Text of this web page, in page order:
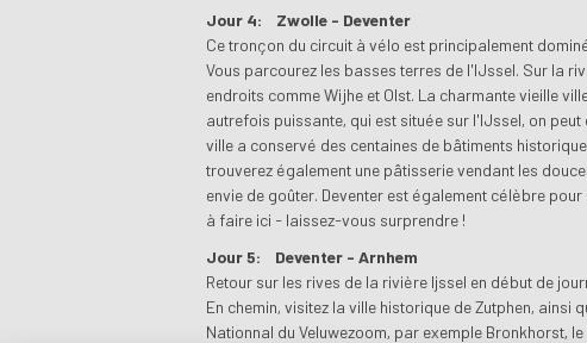
Jour 4: Zwolle - Deventer
Ce tronçon du circuit à vélo est principalement
Vous parcourez les basses terres de l'IJssel. Sur la
endroits comme Wijhe et Olst. La charmante vieille
autrefois puissante, qui est située sur l'IJssel, on
ville a conservé des centaines de bâtiments
trouverez également une pâtisserie vendant les
envie de goûter. Deventer est également célèbre
à faire ici - laissez-vous surprendre !
Jour 5: Deventer - Arnhem
Retour sur les rives de la rivière Ijssel en début de
En chemin, visitez la ville historique de Zutphen,
Nationnal du Veluwezoom, par exemple Bronkhorst,